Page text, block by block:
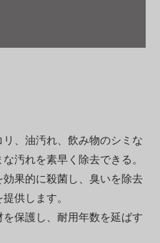
、油汚れ、飲み物のシミな
汚れを素早く除去できる。
果的に殺菌し、臭いを除去
供します。
保護し、耐用年数を延ばす